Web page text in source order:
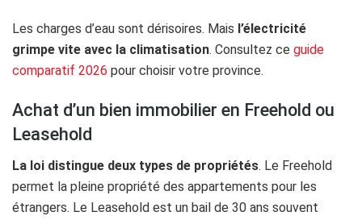
Les charges d’eau sont dérisoires. Mais l’électricité
grimpe vite avec la climatisation. Consultez ce guide
comparatif 2026 pour choisir votre province.
Achat d’un bien immobilier en Freehold ou
Leasehold
La loi distingue deux types de propriétés. Le Freehold
permet la pleine propriété des appartements pour les
étrangers. Le Leasehold est un bail de 30 ans souvent